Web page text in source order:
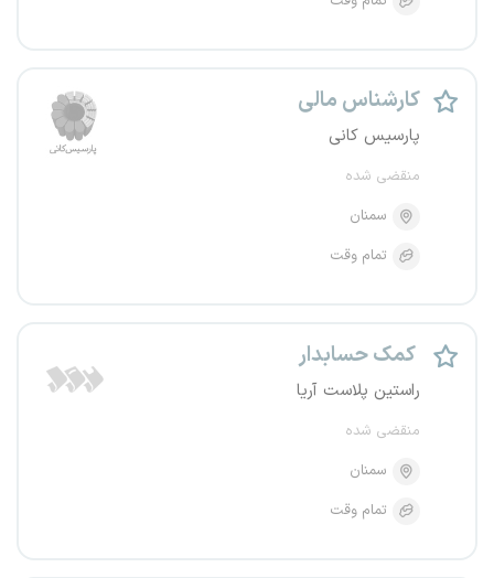
کارشناس مالی
پارسیس کانی
منقضی شده
سمنان
تمام وقت
کمک حسابدار
راستین پلاست آریا
منقضی شده
سمنان
تمام وقت